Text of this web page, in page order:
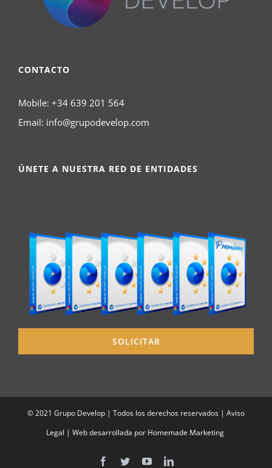
CONTACTO
Mobile: +34 639 201 564
Email: info@grupodevelop.com
ÚNETE A NUESTRA RED DE ENTIDADES
SOLICITAR
© 2021 Grupo Develop | Todos los derechos reservados | Aviso
Legal | Web desarrollada por Homemade Marketing
Facebook
TwitterYouTubeLinkedIn